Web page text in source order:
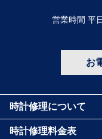
営業時間 平
お
時計修理について
時計修理料金表